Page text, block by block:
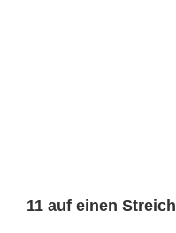
11 auf einen Streich